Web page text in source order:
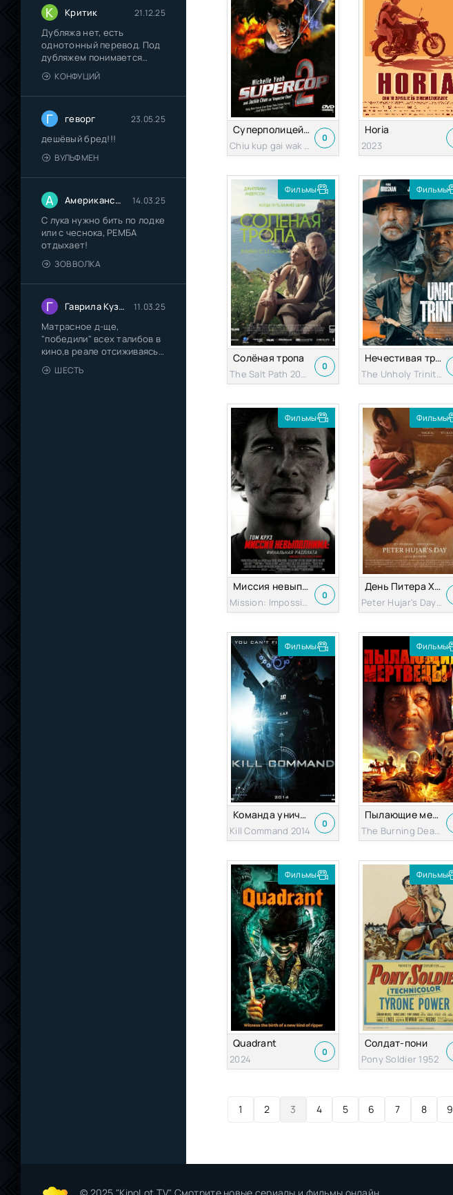
К Критик 21.12.25
Дубляжа нет, есть
однотонный перевод. Под
дубляжем понимается
многоголосый
КОНФУЦИЙ
Г геворг 23.05.25
дешёвый бред!!!
ВУЛЬФМЕН
А Американский сказочник 14.03.25
С лука нужно бить по лодке
или с чеснока, РЕМБА
отдыхает!
ЗОВ ВОЛКА
Г Гаврила Кузмич Иванов 11.03.25
Матрасное д-ще,
"победили" всех талибов в
кино,в реале отсиживаясь
на
ШЕСТЬ
Суперполицейский 2
Chiu kup gai wak 1993
0
Horia
2023
Фильмы
Солёная тропа
The Salt Path 2024
0
Фильмы
Нечестивая троица
The Unholy Trinity 2024
Фильмы
Миссия невыполнима: Финальная расплата
Mission: Impossible - The Final Reckoning 2025
0
Фильмы
День Питера Худжара
Peter Hujar's Day 2025
Фильмы
Команда уничтожить
Kill Command 2014
0
Фильмы
Пылающие мертвецы
The Burning Dead 2015
Фильмы
Quadrant
2024
0
Фильмы
Солдат-пони
Pony Soldier 1952
1 2 3 4 5 6 7 8 9